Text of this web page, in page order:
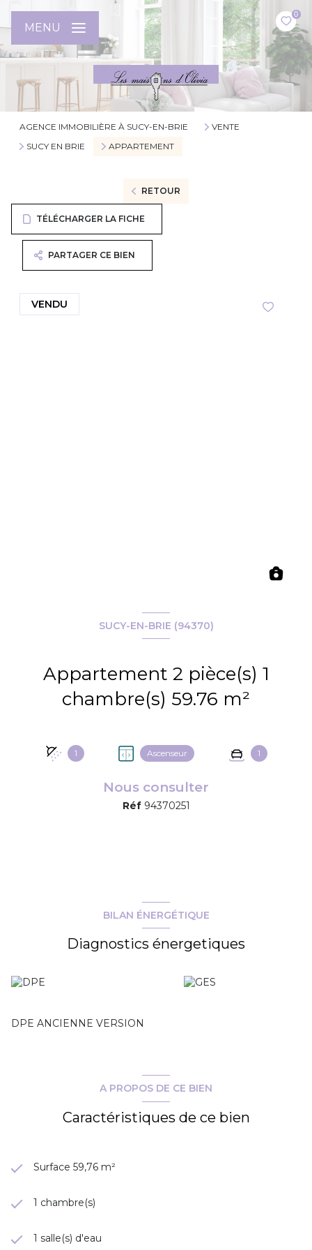
0
MENU
AGENCE IMMOBILIÈRE À SUCY-EN-BRIE
VENTE
SUCY EN BRIE
APPARTEMENT
RETOUR
TÉLÉCHARGER LA FICHE
PARTAGER CE BIEN
VENDU
SUCY-EN-BRIE (94370)
Appartement 2 pièce(s) 1
chambre(s) 59.76 m²
1 Ascenseur 1
Nous consulter
Réf 94370251
BILAN ÉNERGÉTIQUE
Diagnostics énergetiques
DPE ANCIENNE VERSION
A PROPOS DE CE BIEN
Caractéristiques de ce bien
Surface 59,76 m²
1 chambre(s)
1 salle(s) d'eau